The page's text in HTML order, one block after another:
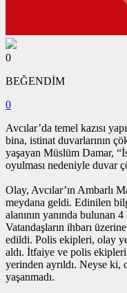
0
BEĞENDİM
0
Avcılar’da temel kazısı
bina, istinat duvarlarının
yaşayan Müslüm Damar,
oyulması nedeniyle duvar
Olay, Avcılar’ın Ambarlı
meydana geldi. Edinilen
alanının yanında bulunan
Vatandaşların ihbarı
edildi. Polis ekipleri, olay
aldı. İtfaiye ve polis
yerinden ayrıldı. Neyse ki,
yaşanmadı.